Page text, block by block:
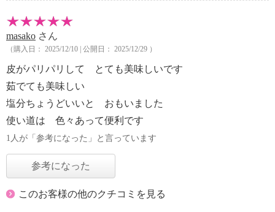
masako さん
（購入日： 2025/12/10 | 公開日： 2025/12/29 ）
皮がパリパリして とても美味しいです
茹でても美味しい
塩分ちょうどいいと おもいました
使い道は 色々あって便利です
1人が「参考になった」と言っています
参考になった
このお客様の他のクチコミを見る